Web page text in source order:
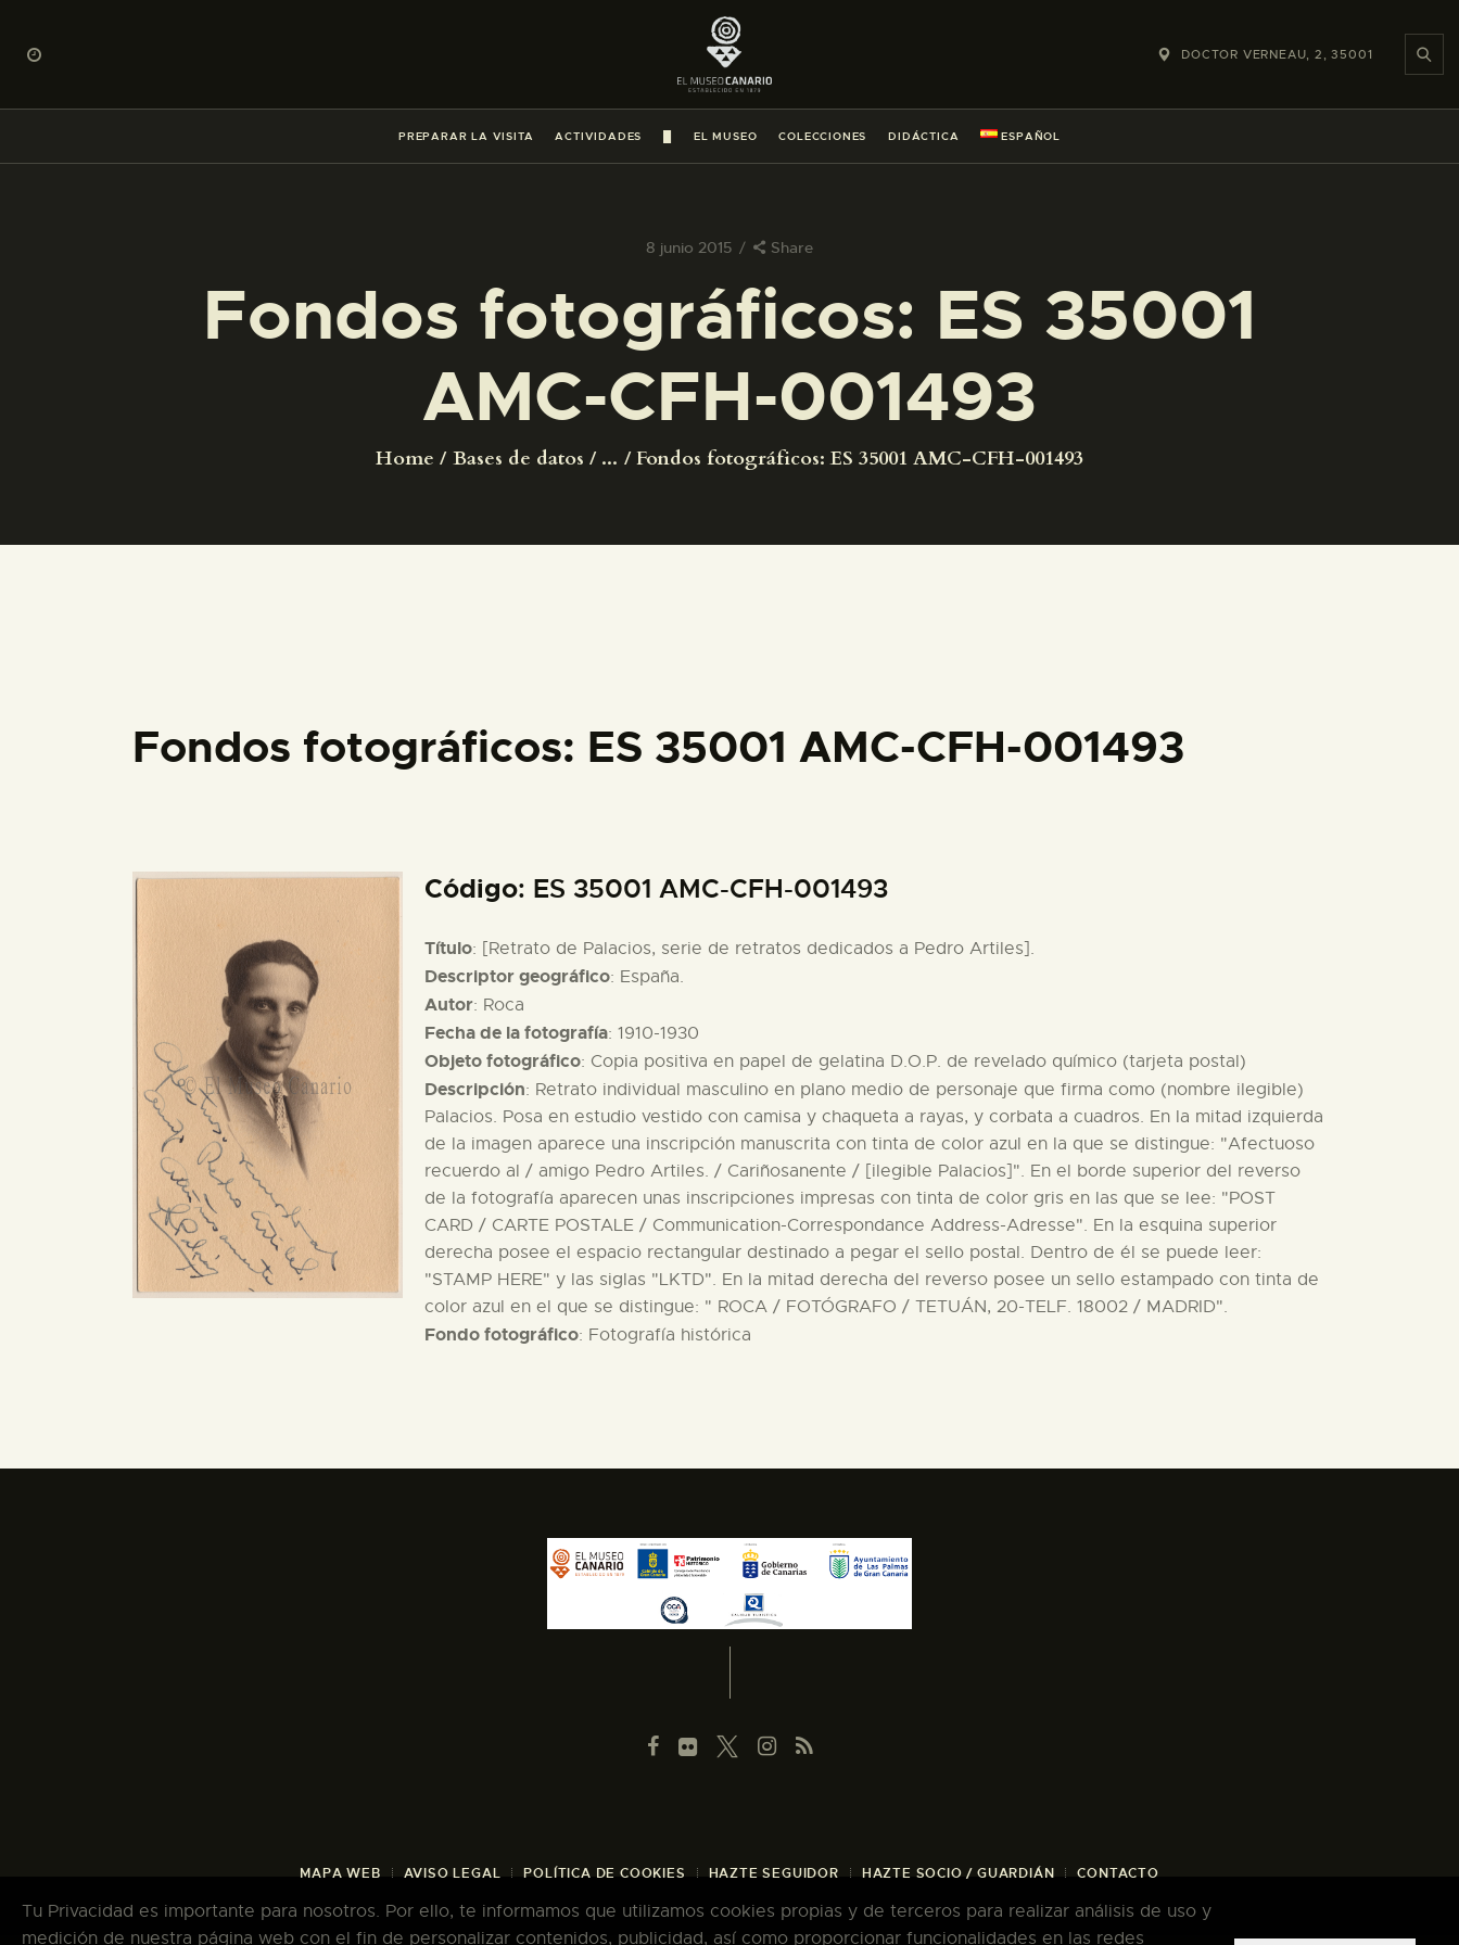
DOCTOR VERNEAU, 2, 35001
PREPARAR LA VISITA ACTIVIDADES EL MUSEO COLECCIONES DIDÁCTICA ESPAÑOL
8 junio 2015 Share
Fondos fotográficos: ES 35001
AMC-CFH-001493
Home Bases de datos ... Fondos fotográficos: ES 35001 AMC-CFH-001493
PREPARAR LA VISITA
ACTIVIDADES
█
COLECCIONES
DIDÁCTICA
ESPAÑOL
Fondos fotográficos: ES 35001 AMC-CFH-001493
Código: ES 35001 AMC-CFH-001493
Título: [Retrato de Palacios, serie de retratos dedicados a Pedro Artiles].
Descriptor geográfico: España.
Autor: Roca
Fecha de la fotografía: 1910-1930
Objeto fotográfico: Copia positiva en papel de gelatina D.O.P. de revelado químico (tarjeta postal)
Descripción: Retrato individual masculino en plano medio de personaje que firma como (nombre ilegible)
Palacios. Posa en estudio vestido con camisa y chaqueta a rayas, y corbata a cuadros. En la mitad izquierda
de la imagen aparece una inscripción manuscrita con tinta de color azul en la que se distingue: "Afectuoso
recuerdo al / amigo Pedro Artiles. / Cariñosanente / [ilegible Palacios]". En el borde superior del reverso
de la fotografía aparecen unas inscripciones impresas con tinta de color gris en las que se lee: "POST
CARD / CARTE POSTALE / Communication-Correspondance Address-Adresse". En la esquina superior
derecha posee el espacio rectangular destinado a pegar el sello postal. Dentro de él se puede leer:
"STAMP HERE" y las siglas "LKTD". En la mitad derecha del reverso posee un sello estampado con tinta de
color azul en el que se distingue: " ROCA / FOTÓGRAFO / TETUÁN, 20-TELF. 18002 / MADRID".
Fondo fotográfico: Fotografía histórica
MAPA WEB AVISO LEGAL POLÍTICA DE COOKIES HAZTE SEGUIDOR HAZTE SOCIO / GUARDIÁN CONTACTO
Tu Privacidad es importante para nosotros. Por ello, te informamos que utilizamos cookies propias y de terceros para realizar análisis de uso y
medición de nuestra página web con el fin de personalizar contenidos, publicidad, así como proporcionar funcionalidades en las redes